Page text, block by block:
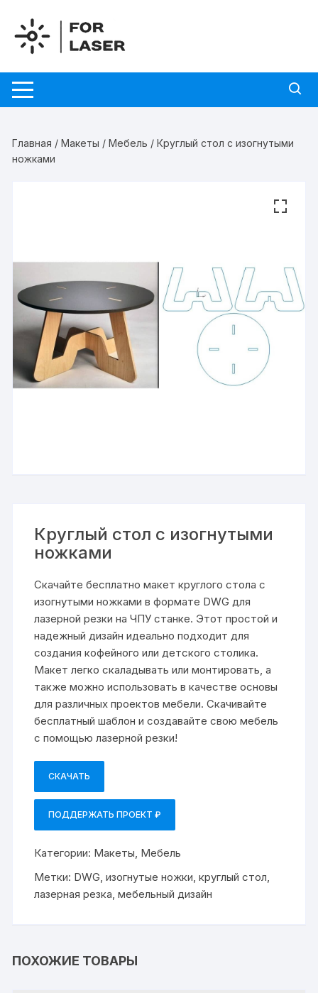
содержимому
Главная /Макеты /Мебель / Круглый стол с изогнутыми
ножками
Круглый стол с изогнутыми
ножками
Скачайте бесплатно макет круглого стола с
изогнутыми ножками в формате DWG для
лазерной резки на ЧПУ станке. Этот простой и
надежный дизайн идеально подходит для
создания кофейного или детского столика.
Макет легко скаладывать или монтировать, а
также можно использовать в качестве основы
для различных проектов мебели. Скачивайте
бесплатный шаблон и создавайте свою мебель
с помощью лазерной резки!
СКАЧАТЬ
ПОДДЕРЖАТЬ ПРОЕКТ ₽
Категории: Макеты Мебель
Метки: DWG ,изогнутые ножки ,круглый стол
лазерная резка ,мебельный дизайн
ПОХОЖИЕ ТОВАРЫ